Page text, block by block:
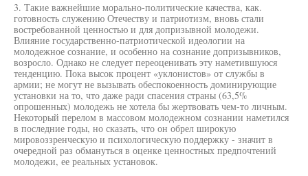
3. Такие важнейшие морально-политические качества, как.
готовность служению Отечеству и патриотизм, вновь стали
востребованной ценностью и для допризывной молодежи.
Влияние государственно-патриотической идеологии на
молодежное сознание, и особенно на сознание допризывников,
возросло. Однако не следует переоценивать эту наметившуюся
тенденцию. Пока высок процент «уклонистов» от службы в
армии; не могут не вызывать обеспокоенность доминирующие
установки на то, что даже ради спасения страны (63,5%
опрошенных) молодежь не хотела бы жертвовать чем-то личным.
Некоторый перелом в массовом молодежном сознании наметился
в последние годы, но сказать, что он обрел широкую
мировоззренческую и психологическую поддержку - значит в
очередной раз обмануться в оценке ценностных предпочтений
молодежи, ее реальных установок.